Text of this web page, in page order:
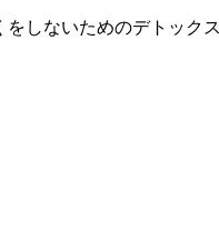
しないためのデトック